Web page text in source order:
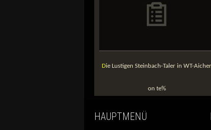
Die Lustigen Steinbach-Taler in WT-Aichen
on te%
HAUPTMENÜ